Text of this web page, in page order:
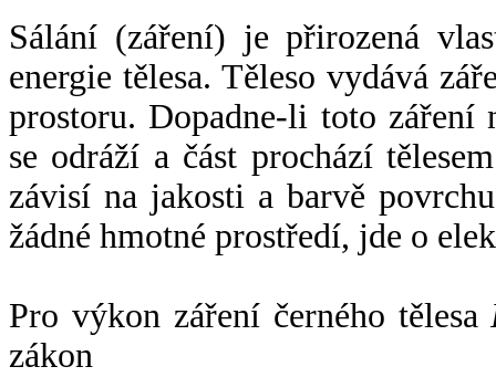
Sálání (záření) je přirozená
energie tělesa. Těleso vydává
prostoru. Dopadne-li toto záření
se odráží a část prochází
závisí na jakosti a barvě
žádné hmotné prostředí, jde o
Pro výkon záření černého tělesa
zákon